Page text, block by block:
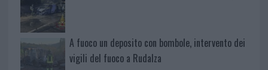
A fuoco un deposito con bombole, intervento dei
vigili del fuoco a Rudalza